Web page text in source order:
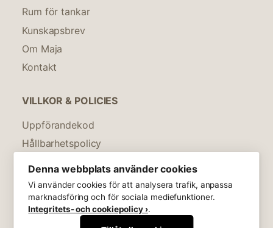
Rum för tankar
Kunskapsbrev
Om Maja
Kontakt
VILLKOR & POLICIES
Uppförandekod
Hållbarhetspolicy
Köpevillkor
© Maja På Näset AB
072 - 576 32 92
Denna webbplats använder cookies
Vi använder cookies för att analysera trafik, anpassa
marknadsföring och för sociala mediefunktioner.
Integritets- och cookiepolicy ›.